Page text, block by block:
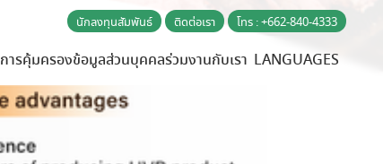
นักลงทุนสัมพันธ์ ติดต่อเรา โทร : +662-840-4333
การคุ้มครองข้อมูลส่วนบุคคลร่วมงานกับเรา LANGUAGES